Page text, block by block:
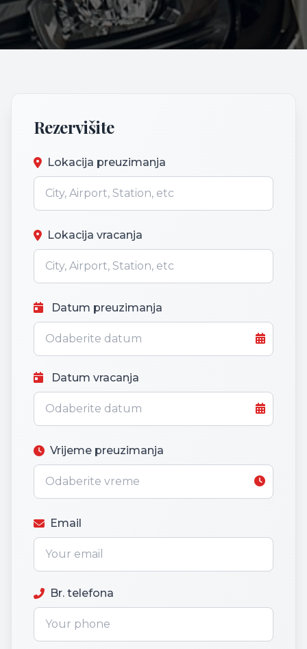
Rezervišite
Lokacija preuzimanja
Lokacija vracanja
Datum preuzimanja
Datum vracanja
Vrijeme preuzimanja
Email
Br. telefona